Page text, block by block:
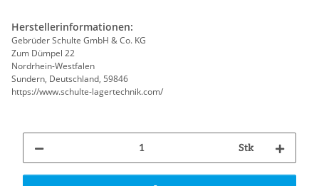
Herstellerinformationen:
Gebrüder Schulte GmbH & Co. KG
Zum Dümpel 22
Nordrhein-Westfalen
Sundern, Deutschland, 59846
https://www.schulte-lagertechnik.com/
Stk